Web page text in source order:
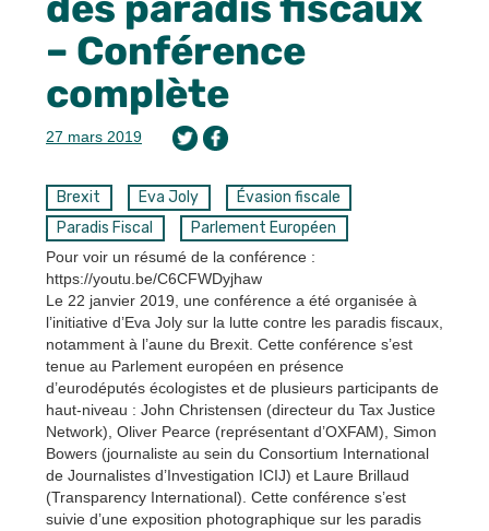
– Conférence
complète
27 mars 2019
Brexit Eva Joly
Évasion fiscale
Paradis Fiscal
Parlement Européen
Pour voir un résumé de la conférence :
https://youtu.be/C6CFWDyjhaw
Le 22 janvier 2019, une conférence a été organisée à
l’initiative d’Eva Joly sur la lutte contre les paradis fiscaux,
notamment à l’aune du Brexit. Cette conférence s’est
tenue au Parlement européen en présence
d’eurodéputés écologistes et de plusieurs participants de
haut-niveau : John Christensen (directeur du Tax Justice
Network), Oliver Pearce (représentant d’OXFAM), Simon
Bowers (journaliste au sein du Consortium International
de Journalistes d’Investigation ICIJ) et Laure Brillaud
(Transparency International). Cette conférence s’est
suivie d’une exposition photographique sur les paradis